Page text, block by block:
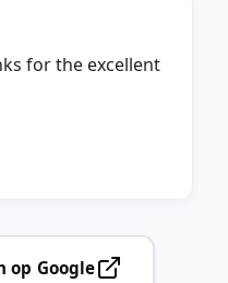
for the excellent
op Google